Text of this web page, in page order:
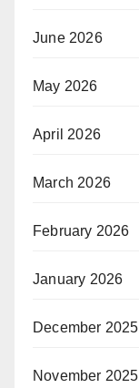
June 2026
May 2026
April 2026
March 2026
February 2026
January 2026
December 2025
November 2025